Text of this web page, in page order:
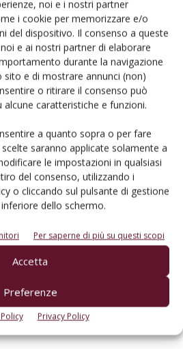
noi e i nostri partner
i cookie per memorizzare e/o
del dispositivo. Il consenso a queste
e ai nostri partner di elaborare
durante la navigazione
e di mostrare annunci (non)
o ritirare il consenso può
caratteristiche e funzioni.
a quanto sopra o per fare
saranno applicate solamente a
le impostazioni in qualsiasi
del consenso, utilizzando i
o cliccando sul pulsante di gestione
dello schermo.
Per saperne di più su questi scopi
Accetta
Preferenze
Privacy Policy
Vigneto 2019: il futuro
Il futuro va in